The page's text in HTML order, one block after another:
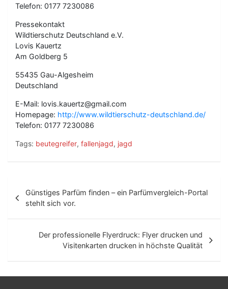
Telefon: 0177 7230086
Pressekontakt
Wildtierschutz Deutschland e.V.
Lovis Kauertz
Am Goldberg 5
55435 Gau-Algesheim
Deutschland
E-Mail: lovis.kauertz@gmail.com
Homepage: http://www.wildtierschutz-deutschland.de/
Telefon: 0177 7230086
Tags: beutegreifer, fallenjagd, jagd
e
i
a
Günstiges Parfüm finden – ein Parfümvergleich-Portal
stehlt sich vor.
Der professionelle Flyerdruck: Flyer drucken und
Visitenkarten drucken in höchste Qualität